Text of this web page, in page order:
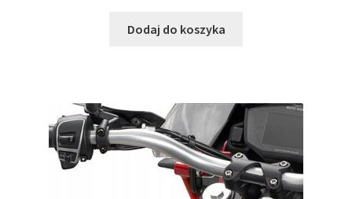
Dodaj do koszyka